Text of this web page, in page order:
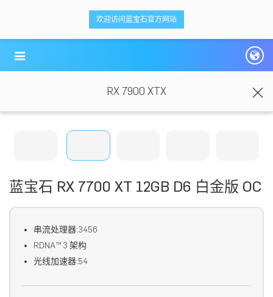
欢迎访问蓝宝石官方网站
RX 7900 XTX
蓝宝石 RX 7700 XT 12GB D6 白金版 OC
串流处理器:3456
RDNA™ 3 架构
光线加速器:54
<ti-item style="box-sizing: border-box;"><ti-item style="box-sizing: border-box;">
蓝宝科技
</ti-item>